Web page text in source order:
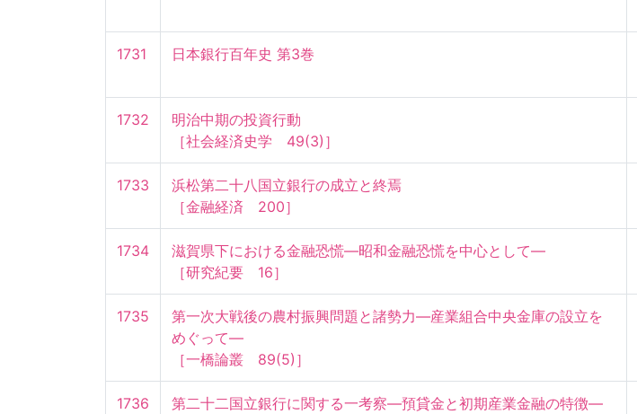
1731 日本銀行百年史 第3巻
1732
明治中期の投資行動
［社会経済史学　49(3)］
1733
浜松第二十八国立銀行の成立と終焉
［金融経済　200］
1734
滋賀県下における金融恐慌—昭和金融恐慌を中心として—
［研究紀要　16］
1735
第一次大戦後の農村振興問題と諸勢力—産業組合中央金庫の設立を
めぐって—
［一橋論叢　89(5)］
1736
第二十二国立銀行に関する一考察—預貸金と初期産業金融の特徴—